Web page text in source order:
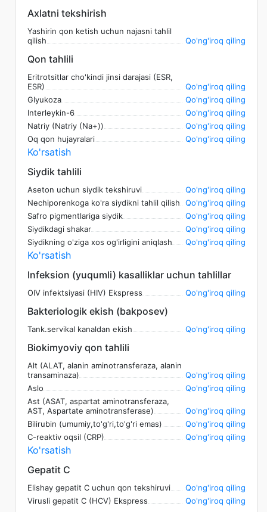
Axlatni tekshirish
Yashirin qon ketish uchun najasni tahlil
qilish
Qo'ng'iroq qiling
Qon tahlili
Eritrotsitlar cho'kindi jinsi darajasi (ESR,
ESR)
Qo'ng'iroq qiling
Glyukoza
Qo'ng'iroq qiling
Interleykin-6
Qo'ng'iroq qiling
Natriy (Natriy (Na+))
Qo'ng'iroq qiling
Oq qon hujayralari
Qo'ng'iroq qiling
Ko'rsatish
Siydik tahlili
Aseton uchun siydik tekshiruvi
Qo'ng'iroq qiling
Nechiporenkoga ko'ra siydikni tahlil qilish
Qo'ng'iroq qiling
Safro pigmentlariga siydik
Qo'ng'iroq qiling
Siydikdagi shakar
Qo'ng'iroq qiling
Siydikning o'ziga xos og'irligini aniqlash
Qo'ng'iroq qiling
Ko'rsatish
Infeksion (yuqumli) kasalliklar uchun tahlillar
OIV infektsiyasi (HIV) Ekspress Qo'ng'iroq qiling
Bakteriologik ekish (bakposev)
Tank.servikal kanaldan ekish Qo'ng'iroq qiling
Biokimyoviy qon tahlili
Alt (ALAT, alanin aminotransferaza, alanin
transaminaza)
Qo'ng'iroq qiling
Aslo
Qo'ng'iroq qiling
Ast (ASAT, aspartat aminotransferaza,
AST, Aspartate aminotransferase)
Qo'ng'iroq qiling
Bilirubin (umumiy,to'g'ri,to'g'ri emas)
Qo'ng'iroq qiling
C-reaktiv oqsil (CRP)
Qo'ng'iroq qiling
Ko'rsatish
Gepatit C
Elishay gepatit C uchun qon tekshiruvi
Qo'ng'iroq qiling
Virusli gepatit C (HCV) Ekspress
Qo'ng'iroq qiling